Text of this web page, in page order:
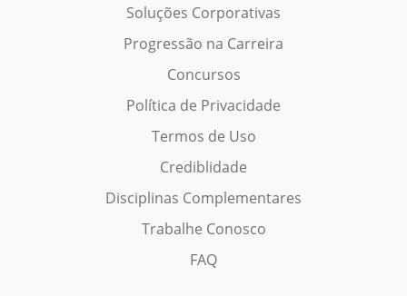
Soluções Corporativas
Progressão na Carreira
Concursos
Política de Privacidade
Termos de Uso
Crediblidade
Disciplinas Complementares
Trabalhe Conosco
FAQ